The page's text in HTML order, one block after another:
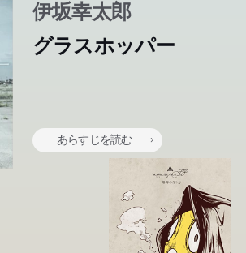
伊坂幸太郎
グラスホッパー
あらすじを読む